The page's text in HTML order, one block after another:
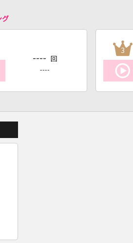
グ
---- 回
----
3